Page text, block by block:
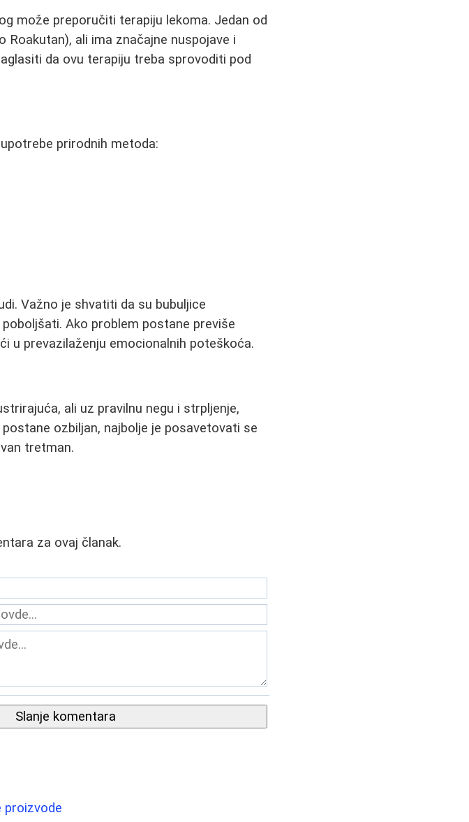
može preporučiti terapiju lekoma. Jedan od
ali ima značajne nuspojave i
da ovu terapiju treba sprovoditi pod
prirodnih metoda:
Važno je shvatiti da su bubuljice
Ako problem postane previše
u prevazilaženju emocionalnih poteškoća.
ali uz pravilnu negu i strpljenje,
ozbiljan, najbolje je posavetovati se
tretman.
za ovaj članak.
Slanje komentara
proizvode